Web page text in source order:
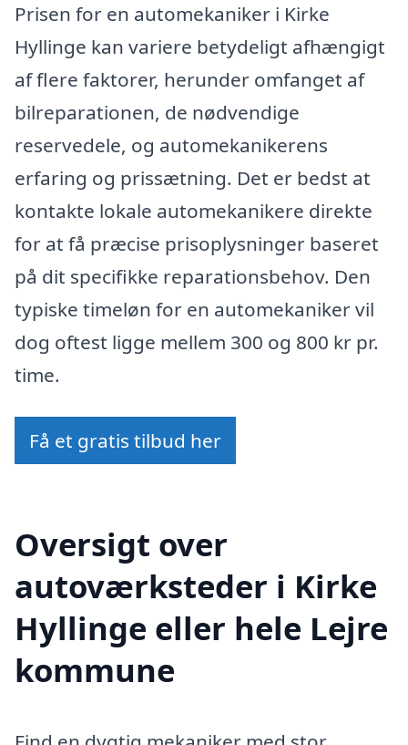
Prisen for en automekaniker i Kirke
Hyllinge kan variere betydeligt afhængigt
af flere faktorer, herunder omfanget af
bilreparationen, de nødvendige
reservedele, og automekanikerens
erfaring og prissætning. Det er bedst at
kontakte lokale automekanikere direkte
for at få præcise prisoplysninger baseret
på dit specifikke reparationsbehov. Den
typiske timeløn for en automekaniker vil
dog oftest ligge mellem 300 og 800 kr pr.
time.
Få et gratis tilbud her
Oversigt over
autoværksteder i Kirke
Hyllinge eller hele Lejre
kommune